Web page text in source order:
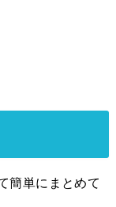
簡単にまとめて